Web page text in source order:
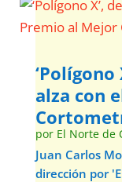
‘Polígono
alza con
por El Norte de
Juan Carlos
dirección por